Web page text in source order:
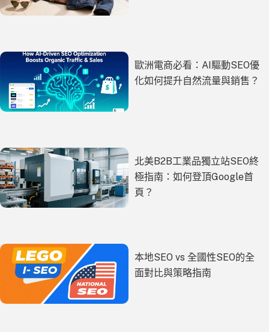
歐洲電商必看：AI驅動SEO優
化如何提升自然流量與銷售？
北美B2B工業品獨立站SEO終
極指南：如何登頂Google首
頁？
本地SEO vs 全國性SEO的全
面對比與策略指南